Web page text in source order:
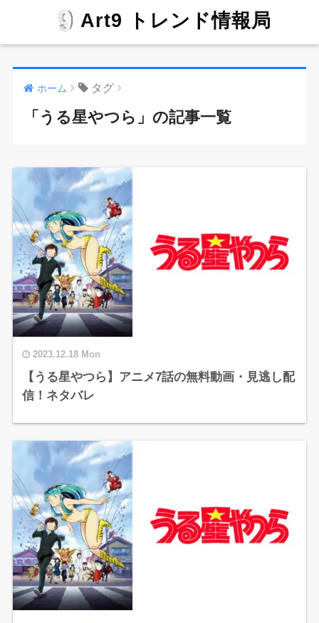
Art9 トレンド情報局
ホーム タグ
「うる星やつら」の記事一覧
2023.12.18 Mon
【うる星やつら】アニメ7話の無料動画・見逃し配
信！ネタバレ